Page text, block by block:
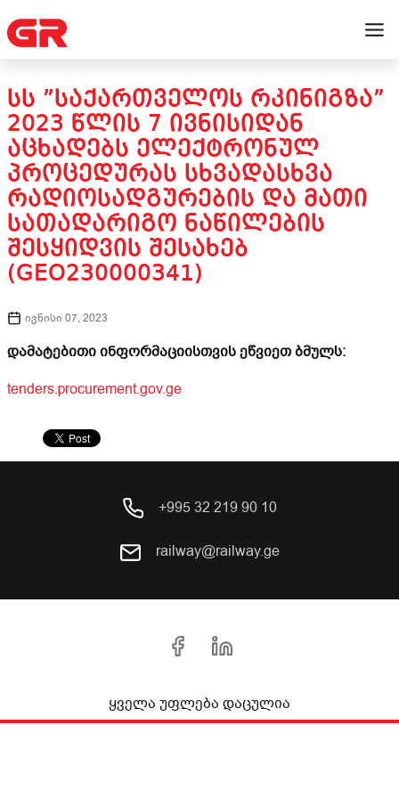
ᲡᲡ ”ᲡᲐᲥᲐᲠᲗᲕᲔᲚᲝᲡ ᲠᲙᲘᲜᲘᲒᲖᲐ”
2023 ᲬᲚᲘᲡ 7 ᲘᲕᲜᲘᲡᲘᲓᲐᲜ
ᲐᲪᲮᲐᲓᲔᲑᲡ ᲔᲚᲔᲥᲢᲠᲝᲜᲣᲚ
ᲞᲠᲝᲪᲔᲓᲣᲠᲐᲡ ᲡᲮᲕᲐᲓᲐᲡᲮᲕᲐ
ᲠᲐᲓᲘᲝᲡᲐᲓᲒᲣᲠᲔᲑᲘᲡ ᲓᲐ ᲛᲐᲗᲘ
ᲡᲐᲗᲐᲓᲐᲠᲘᲒᲝ ᲜᲐᲬᲘᲚᲔᲑᲘᲡ
ᲨᲔᲡᲧᲘᲓᲕᲘᲡ ᲨᲔᲡᲐᲮᲔᲑ
(GEO230000341)
ივნისი 07, 2023
დამატებითი ინფორმაციისთვის ეწვიეთ ბმულს:
tenders.procurement.gov.ge
+995 32 219 90 10
railway@railway.ge
ყველა უფლება დაცულია